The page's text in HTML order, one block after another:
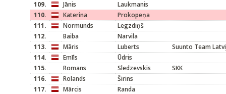
109.
Jānis
Laukmanis
110.
Katerina
Prokopeņa
111.
Normunds
Legzdiņš
112.
Baiba
Narvila
113.
Māris Luberts
Suunto Team
114.
Emīls
Ūdris
115.
Romans Sledzevskis
SKK
116.
Rolands
Širins
117.
Mārcis
Randa